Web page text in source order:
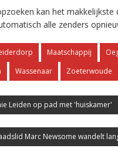
kan het makkelijkste
alle zenders
Maatschappij
Wassenaar Zoeterwoude
Leiden op pad met 'huiskamer'
Marc Newsome wandelt